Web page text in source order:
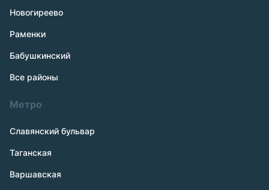
Новогиреево
Раменки
Бабушкинский
Все районы
Метро
Славянский бульвар
Таганская
Варшавская